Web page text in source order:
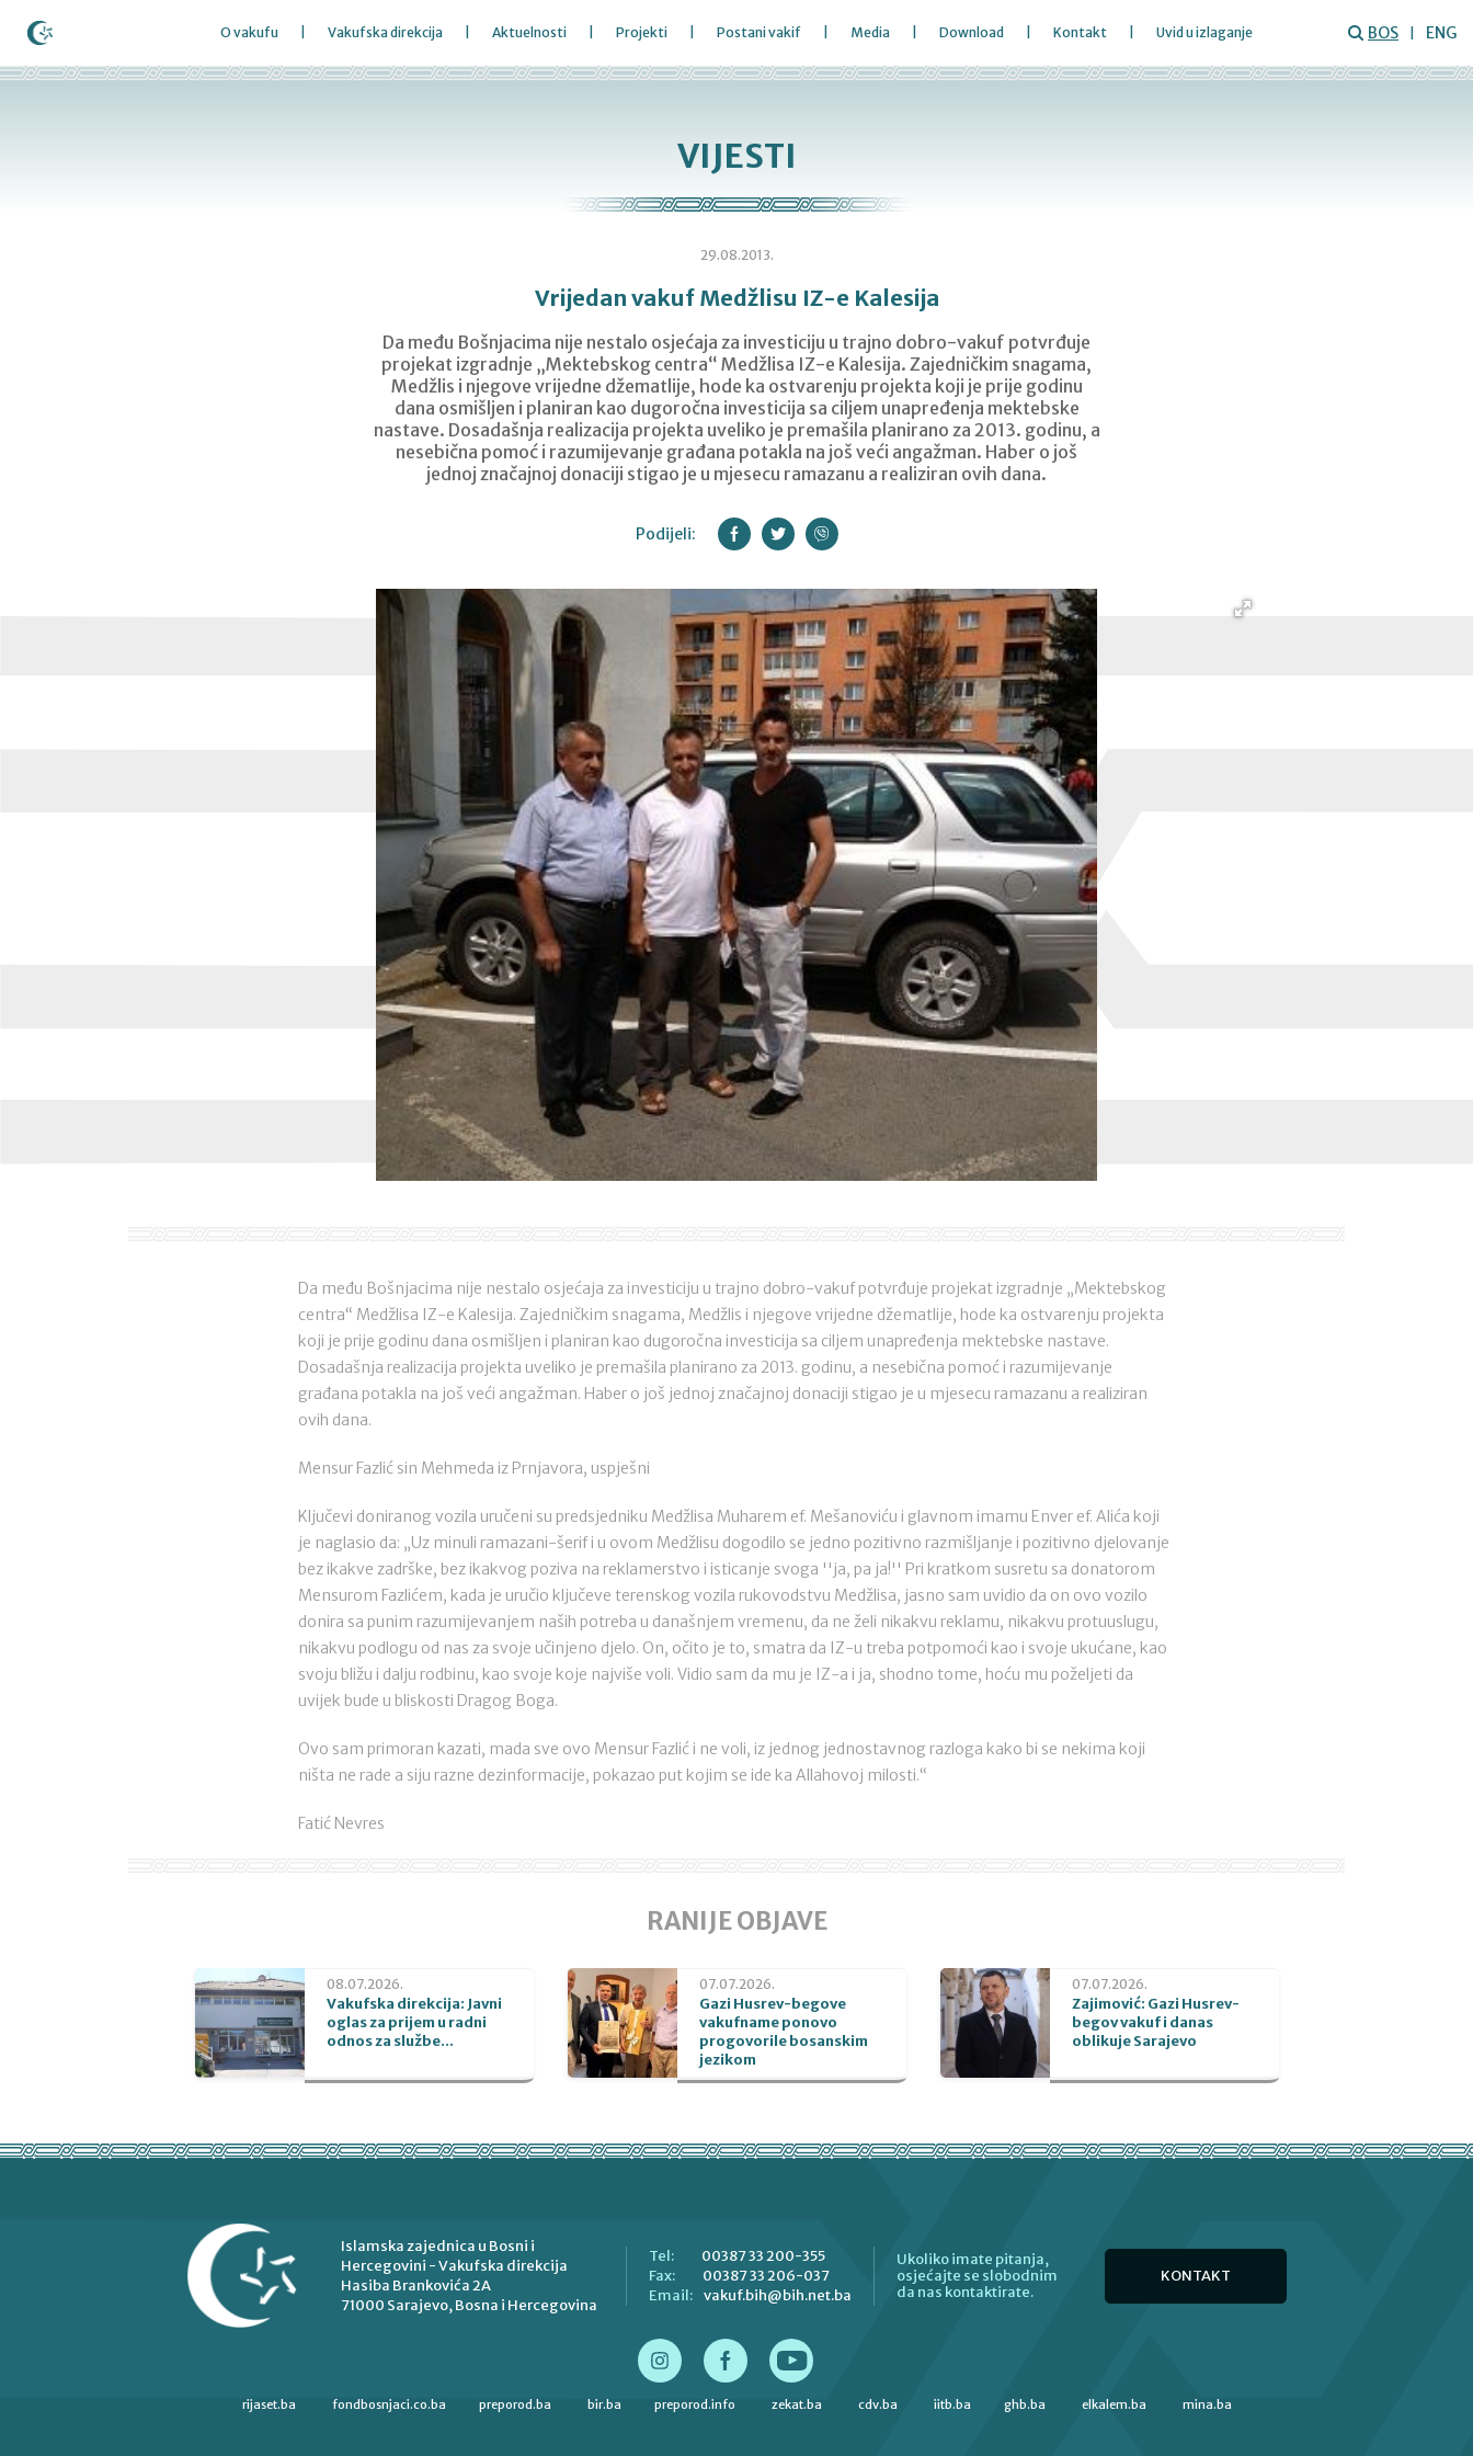
O vakufu Vakufska direkcija Aktuelnosti Projekti Postani vakif Media Download Kontakt Uvid u izlaganje BOS ENG
VIJESTI
29.08.2013.
Vrijedan vakuf Medžlisu IZ-e Kalesija
Da među Bošnjacima nije nestalo osjećaja za investiciju u trajno dobro-vakuf potvrđuje
projekat izgradnje „Mektebskog centra“ Medžlisa IZ-e Kalesija. Zajedničkim snagama,
Medžlis i njegove vrijedne džematlije, hode ka ostvarenju projekta koji je prije godinu
dana osmišljen i planiran kao dugoročna investicija sa ciljem unapređenja mektebske
nastave. Dosadašnja realizacija projekta uveliko je premašila planirano za 2013. godinu, a
nesebična pomoć i razumijevanje građana potakla na još veći angažman. Haber o još
jednoj značajnoj donaciji stigao je u mjesecu ramazanu a realiziran ovih dana.
Podijeli:
Da među Bošnjacima nije nestalo osjećaja za investiciju u trajno dobro-vakuf potvrđuje projekat izgradnje „Mektebskog
centra“ Medžlisa IZ-e Kalesija. Zajedničkim snagama, Medžlis i njegove vrijedne džematlije, hode ka ostvarenju projekta
koji je prije godinu dana osmišljen i planiran kao dugoročna investicija sa ciljem unapređenja mektebske nastave.
Dosadašnja realizacija projekta uveliko je premašila planirano za 2013. godinu, a nesebična pomoć i razumijevanje
građana potakla na još veći angažman. Haber o još jednoj značajnoj donaciji stigao je u mjesecu ramazanu a realiziran
ovih dana.
Mensur Fazlić sin Mehmeda iz Prnjavora, uspješni
Ključevi doniranog vozila uručeni su predsjedniku Medžlisa Muharem ef. Mešanoviću i glavnom imamu Enver ef. Alića koji
je naglasio da: „Uz minuli ramazani-šerif i u ovom Medžlisu dogodilo se jedno pozitivno razmišljanje i pozitivno djelovanje
bez ikakve zadrške, bez ikakvog poziva na reklamerstvo i isticanje svoga ''ja, pa ja!'' Pri kratkom susretu sa donatorom
Mensurom Fazlićem, kada je uručio ključeve terenskog vozila rukovodstvu Medžlisa, jasno sam uvidio da on ovo vozilo
donira sa punim razumijevanjem naših potreba u današnjem vremenu, da ne želi nikakvu reklamu, nikakvu protuuslugu,
nikakvu podlogu od nas za svoje učinjeno djelo. On, očito je to, smatra da IZ-u treba potpomoći kao i svoje ukućane, kao
svoju bližu i dalju rodbinu, kao svoje koje najviše voli. Vidio sam da mu je IZ-a i ja, shodno tome, hoću mu poželjeti da
uvijek bude u bliskosti Dragog Boga.
Ovo sam primoran kazati, mada sve ovo Mensur Fazlić i ne voli, iz jednog jednostavnog razloga kako bi se nekima koji
ništa ne rade a siju razne dezinformacije, pokazao put kojim se ide ka Allahovoj milosti.“
Fatić Nevres
RANIJE OBJAVE
08.07.2026.
Vakufska direkcija: Javni
oglas za prijem u radni
odnos za službe...
07.07.2026.
Gazi Husrev-begove
vakufname ponovo
progovorile bosanskim
jezikom
07.07.2026.
Zajimović: Gazi Husrev-
begov vakuf i danas
oblikuje Sarajevo
Islamska zajednica u Bosni i
Hercegovini - Vakufska direkcija
Hasiba Brankovića 2A
71000 Sarajevo, Bosna i Hercegovina
Tel:
00387 33 200-355
Fax:
00387 33 206-037
Email:
vakuf.bih@bih.net.ba
Ukoliko imate pitanja,
osjećajte se slobodnim
da nas kontaktirate.
KONTAKT
rijaset.ba fondbosnjaci.co.ba preporod.ba bir.ba preporod.info zekat.ba cdv.ba iitb.ba ghb.ba elkalem.ba mina.ba